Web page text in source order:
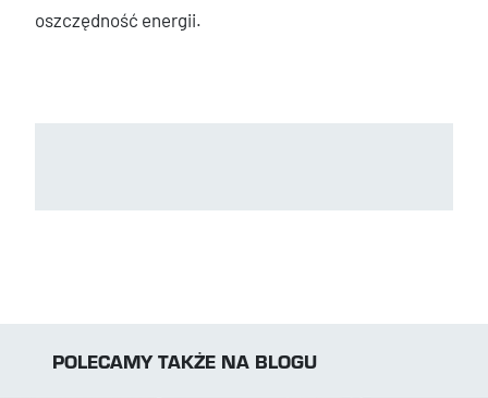
oszczędność energii.
POLECAMY TAKŻE NA BLOGU